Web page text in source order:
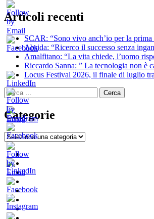
Articoli recenti
SCAR: “Sono vivo anch’io per la
Absida: “Ricerco il successo senza
Amalfitano: “La vita chiede, l’uomo
Riccardo Sanna: ” La tecnologia non è
Locus Festival 2026, il finale di luglio
Ricerca
per:
Categorie
Categorie
Home
Indie
Music
Interviste
Recensioni
Indie
Tales
Fuoriposto